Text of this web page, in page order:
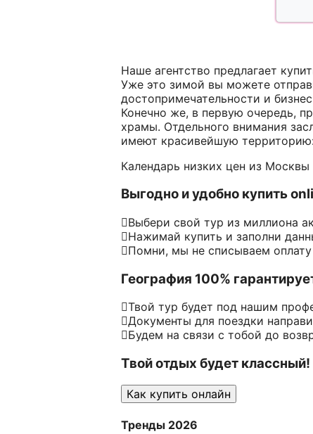
Наше агентство предлагает
Уже это зимой вы можете
достопримечательности и
Конечно же, в первую очередь,
храмы. Отдельного внимания
имеют красивейшую
Календарь низких цен из Москвы
Выгодно и удобно купить
Выбери свой тур из миллиона
Нажимай купить и заполни
Помни, мы не списываем
География 100%
Твой тур будет под нашим
Документы для поездки
Будем на связи с тобой до
Твой отдых будет
Как купить онлайн
Тренды 2026